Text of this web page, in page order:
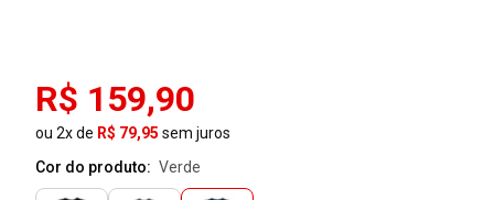
R$ 159,90
ou 2x de R$ 79,95 sem juros
Cor do produto:
verde